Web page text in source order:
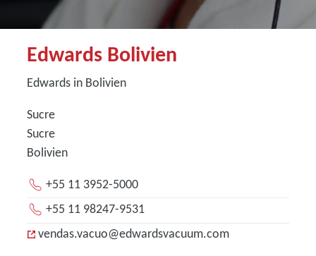
Edwards Bolivien
Edwards in Bolivien
Sucre
Sucre
Bolivien
+55 11 3952-5000
+55 11 98247-9531
vendas.vacuo@edwardsvacuum.com